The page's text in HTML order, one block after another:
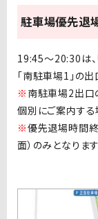
駐車場優先退
19:45〜20:30は、
「南駐車場1」の
※ 南駐車場2出口
個別にご案内する
※優先退場時間
面）のみとなります